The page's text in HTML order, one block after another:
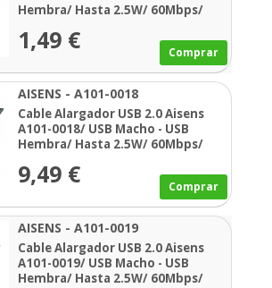
Hembra/ Hasta 2.5W/ 60Mbps/
1,49 € Comprar
AISENS - A101-0018
Cable Alargador USB 2.0 Aisens
A101-0018/ USB Macho - USB
Hembra/ Hasta 2.5W/ 60Mbps/
9,49 € Comprar
AISENS - A101-0019
Cable Alargador USB 2.0 Aisens
A101-0019/ USB Macho - USB
Hembra/ Hasta 2.5W/ 60Mbps/